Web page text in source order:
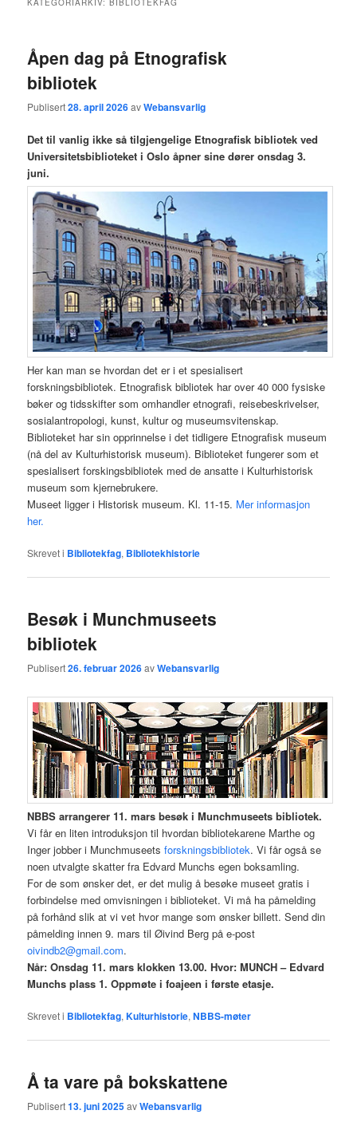
KATEGORIARKIV:BIBLIOTEKFAG
Åpen dag på Etnografisk
bibliotek
Publisert28. april 2026avWebansvarlig
Det til vanlig ikke så tilgjengelige Etnografisk bibliotek ved
Universitetsbiblioteket i Oslo åpner sine dører onsdag 3.
juni.
Her kan man se hvordan det er i et spesialisert
forskningsbibliotek. Etnografisk bibliotek har over 40 000 fysiske
bøker og tidsskifter som omhandler etnografi, reisebeskrivelser,
sosialantropologi, kunst, kultur og museumsvitenskap.
Biblioteket har sin opprinnelse i det tidligere Etnografisk museum
(nå del av Kulturhistorisk museum). Biblioteket fungerer som et
spesialisert forskingsbibliotek med de ansatte i Kulturhistorisk
museum som kjernebrukere.
Museet ligger i Historisk museum. Kl. 11-15. Mer informasjon
her.
Skrevet i Bibliotekfag, Bibliotekhistorie
Besøk i Munchmuseets
bibliotek
Publisert26. februar 2026avWebansvarlig
NBBS arrangerer 11. mars besøk i Munchmuseets bibliotek.
Vi får en liten introduksjon til hvordan bibliotekarene Marthe og
Inger jobber i Munchmuseetsforskningsbibliotek. Vi får også se
noen utvalgte skatter fra Edvard Munchs egen boksamling.
For de som ønsker det, er det mulig å besøke museet gratis i
forbindelse med omvisningen i biblioteket. Vi må ha påmelding
på forhånd slik at vi vet hvor mange som ønsker billett. Send din
påmelding innen 9. mars til Øivind Berg på e-post
oivindb2@gmail.com.
Når: Onsdag 11. mars klokken 13.00. Hvor: MUNCH – Edvard
Munchs plass 1. Oppmøte i foajeen i første etasje.
Skrevet i Bibliotekfag,Kulturhistorie,NBBS-møter
Å ta vare på bokskattene
Publisert13. juni 2025avWebansvarlig